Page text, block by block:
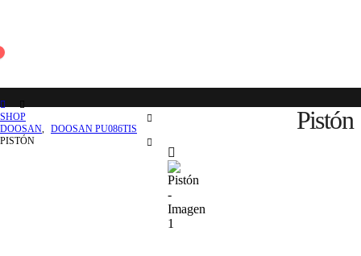
Pistón
SHOP
DOOSAN, DOOSAN PU086TIS
PISTÓN